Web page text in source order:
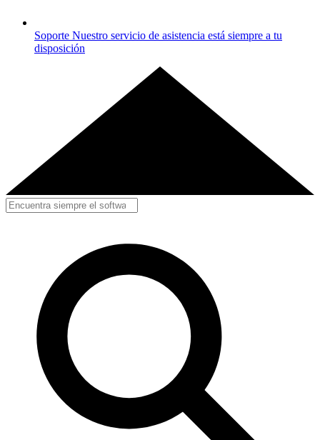
Soporte Nuestro servicio de asistencia está siempre a tu
disposición